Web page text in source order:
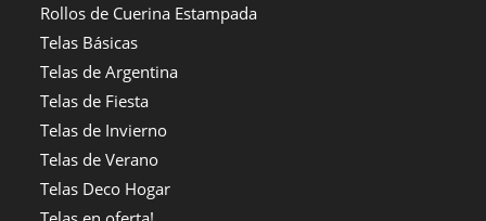
Rollos de Cuerina Estampada
Telas Básicas
Telas de Argentina
Telas de Fiesta
Telas de Invierno
Telas de Verano
Telas Deco Hogar